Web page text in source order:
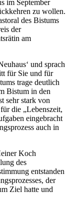
im September
zu wollen.
des Bistums
der
am
und sprach
für Sie und für
trage deutlich
Bistum in den
sehr stark von
die „Lebenszeit,
eingebracht
auch in
Koch
des
entstanden
der
Ziel hatte und